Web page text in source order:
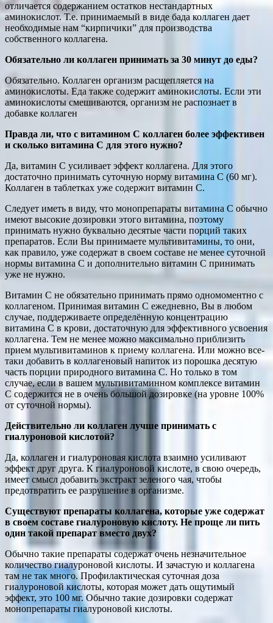
отличается содержанием остатков нестандартных
аминокислот. Т.е. принимаемый в виде бада коллаген дает
необходимые нам “кирпичики” для производства
собственного коллагена.
Обязательно ли коллаген принимать за 30 минут до еды?
Обязательно. Коллаген организм расщепляется на
аминокислоты. Еда также содержит аминокислоты. Если эти
аминокислоты смешиваются, организм не распознает в
добавке коллаген
Правда ли, что с витамином С коллаген более эффективен
и сколько витамина С для этого нужно?
Да, витамин С усиливает эффект коллагена. Для этого
достаточно принимать суточную норму витамина С (60 мг).
Коллаген в таблетках уже содержит витамин С.
Следует иметь в виду, что монопрепараты витамина С обычно
имеют высокие дозировки этого витамина, поэтому
принимать нужно буквально десятые части порций таких
препаратов. Если Вы принимаете мультивитамины, то они,
как правило, уже содержат в своем составе не менее суточной
нормы витамина С и дополнительно витамин С принимать
уже не нужно.
Витамин С не обязательно принимать прямо одномоментно с
коллагеном. Принимая витамин С ежедневно, Вы в любом
случае, поддерживаете определённую концентрацию
витамина С в крови, достаточную для эффективного усвоения
коллагена. Тем не менее можно максимально приблизить
прием мультивитаминов к приему коллагена. Или можно все-
таки добавить в коллагеновый напиток из порошка десятую
часть порции природного витамина С. Но только в том
случае, если в вашем мультивитаминном комплексе витамин
С содержится не в очень большой дозировке (на уровне 100%
от суточной нормы).
Действительно ли коллаген лучше принимать с
гиалуроновой кислотой?
Да, коллаген и гиалуроновая кислота взаимно усиливают
эффект друг друга. К гиалуроновой кислоте, в свою очередь,
имеет смысл добавить экстракт зеленого чая, чтобы
предотвратить ее разрушение в организме.
Существуют препараты коллагена, которые уже содержат
в своем составе гиалуроновую кислоту. Не проще ли пить
один такой препарат вместо двух?
Обычно такие препараты содержат очень незначительное
количество гиалуроновой кислоты. И зачастую и коллагена
там не так много. Профилактическая суточная доза
гиалуроновой кислоты, которая может дать ощутимый
эффект, это 100 мг. Обычно такие дозировки содержат
монопрепараты гиалуроновой кислоты.